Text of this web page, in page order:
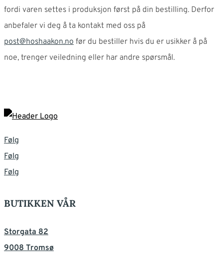
fordi varen settes i produksjon først på din bestilling. Derfor
anbefaler vi deg å ta kontakt med oss på
post@hoshaakon.no før du bestiller hvis du er usikker å på
noe, trenger veiledning eller har andre spørsmål.
Følg
Følg
Følg
BUTIKKEN VÅR
Storgata 82
9008 Tromsø